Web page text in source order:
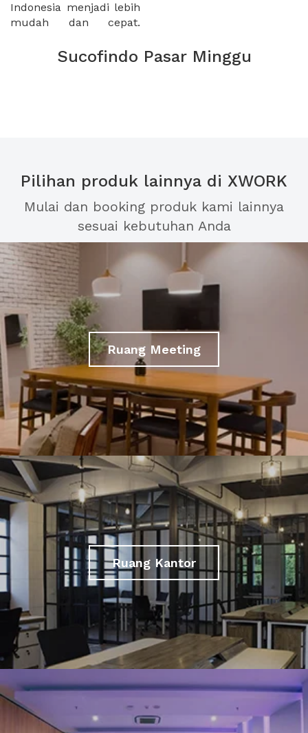
Indonesia menjadi lebih
mudah dan cepat.
Sucofindo Pasar Minggu
Pilihan produk lainnya di XWORK
Mulai dan booking produk kami lainnya
sesuai kebutuhan Anda
Ruang Meeting
Ruang Kantor